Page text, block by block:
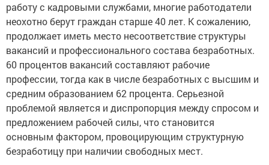
работу с кадровыми службами, многие работодатели
неохотно берут граждан старше 40 лет. К сожалению,
продолжает иметь место несоответствие структуры
вакансий и профессионального состава безработных.
60 процентов вакансий составляют рабочие
профессии, тогда как в числе безработных с высшим и
средним образованием 62 процента. Серьезной
проблемой является и диспропорция между спросом и
предложением рабочей силы, что становится
основным фактором, провоцирующим структурную
безработицу при наличии свободных мест.